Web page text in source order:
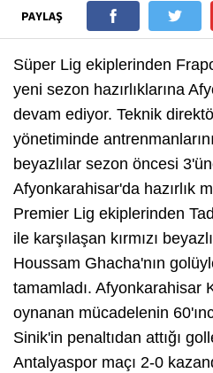
PAYLAŞ
Süper Lig ekiplerinden
yeni sezon hazırlıklarına
devam ediyor. Teknik
yönetiminde
beyazlılar sezon öncesi
Afyonkarahisar'da hazırlık
Premier Lig ekiplerinden
ile karşılaşan kırmızı
Houssam Ghacha'nın
tamamladı. Afyonkarahisar
oynanan mücadelenin
Sinik'in penaltıdan attığı
Antalyaspor maçı 2-0